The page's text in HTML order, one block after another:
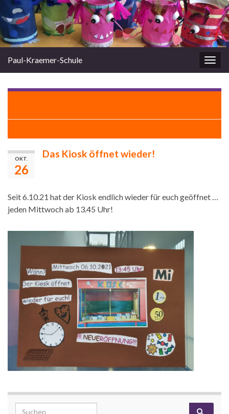
Paul-Kraemer-Schule
OKT.
26
Das Kiosk öffnet wieder!
Seit 6.10.21 hat der Kiosk endlich wieder für euch geöffnet …
jeden Mittwoch ab 13.45 Uhr!
Search for: